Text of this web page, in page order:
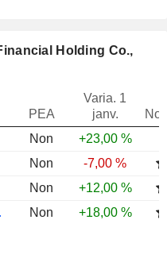
Holding Co.,
PEA
Varia. 1
janv.
Non
+23,00 %
Non
-7,00 %
Non
+12,00 %
Non +18,00 %